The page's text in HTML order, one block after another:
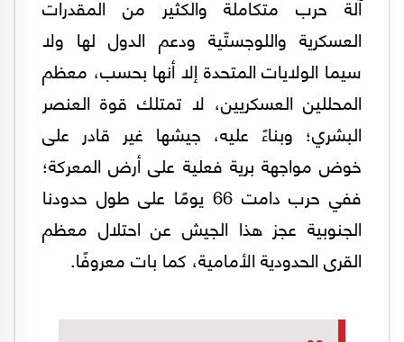
العسكرية واللوجستّية ودعم الدول لها ولا
سيما الولايات المتحدة إلا أنها بحسب، معظم
المحللين العسكريين، لا تمتلك قوة العنصر
البشري؛ وبناءً عليه، جيشها غير قادر على
خوض مواجهة برية فعلية على أرض المعركة؛
ففي حرب دامت 66 يومًا على طول حدودنا
الجنوبية عجز هذا الجيش عن احتلال معظم
القرى الحدودية الأمامية، كما بات معروفًا.